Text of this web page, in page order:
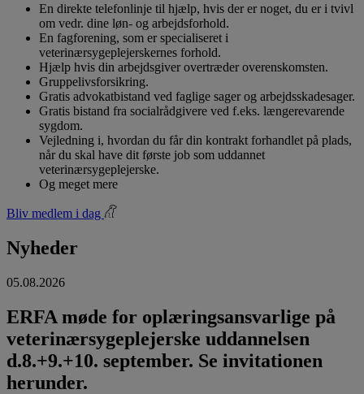
En direkte telefonlinje til hjælp, hvis der er noget, du er i tvivl
om vedr. dine løn- og arbejdsforhold.
En fagforening, som er specialiseret i
veterinærsygeplejerskernes forhold.
Hjælp hvis din arbejdsgiver overtræder overenskomsten.
Gruppelivsforsikring.
Gratis advokatbistand ved faglige sager og arbejdsskadesager.
Gratis bistand fra socialrådgivere ved f.eks. længerevarende
sygdom.
Vejledning i, hvordan du får din kontrakt forhandlet på plads,
når du skal have dit første job som uddannet
veterinærsygeplejerske.
Og meget mere
Bliv medlem i dag
Nyheder
05.08.2026
ERFA møde for oplæringsansvarlige på
veterinærsygeplejerske uddannelsen
d.8.+9.+10. september. Se invitationen
herunder.